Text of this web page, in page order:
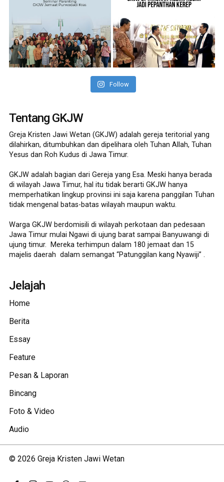
Follow
Tentang GKJW
Greja Kristen Jawi Wetan (GKJW) adalah gereja teritorial yang
dilahirkan, ditumbuhkan dan dipelihara oleh Tuhan Allah, Tuhan
Yesus dan Roh Kudus di Jawa Timur.
GKJW adalah bagian dari Gereja yang Esa. Meski hanya berada
di wilayah Jawa Timur, hal itu tidak berarti GKJW hanya
memperhatikan lingkup provinsi ini saja karena panggilan Tuhan
tidak mengenal batas-batas wilayah maupun waktu.
Warga GKJW berdomisili di wilayah perkotaan dan pedesaan
Jawa Timur mulai Ngawi di ujung barat sampai Banyuwangi di
ujung timur. Mereka terhimpun dalam 180 jemaat dan 15
majelis daerah dalam semangat “Patunggilan kang Nyawiji” .
Jelajah
Home
Berita
Essay
Feature
Pesan & Laporan
Bincang
Foto & Video
Audio
© 2026 Greja Kristen Jawi Wetan